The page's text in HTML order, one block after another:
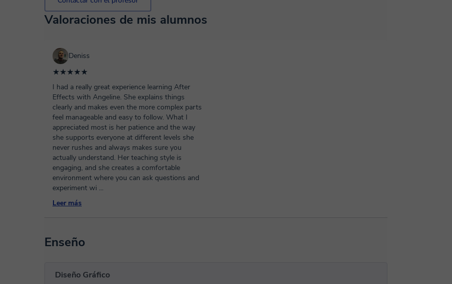
Valoraciones de mis alumnos
Deniss
★★★★★
I had a really great experience learning After
Effects with Angeline. She explains things
clearly and makes even the more complex parts
feel manageable and easy to follow. What I
appreciated most is her patience and the way
she supports everyone at different levels she
never rushes and always makes sure you
actually understand. Her teaching style is
engaging, and she creates a comfortable
environment where you can ask questions and
experiment wi ...
Leer más
Enseño
Diseño Gráfico